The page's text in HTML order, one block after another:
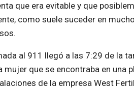
que era evitable y que
como suele suceder en
al 911 llegó a las 7:29 de la
mujer que se encontraba en una
de la empresa West